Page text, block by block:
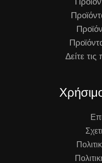
Δείτε